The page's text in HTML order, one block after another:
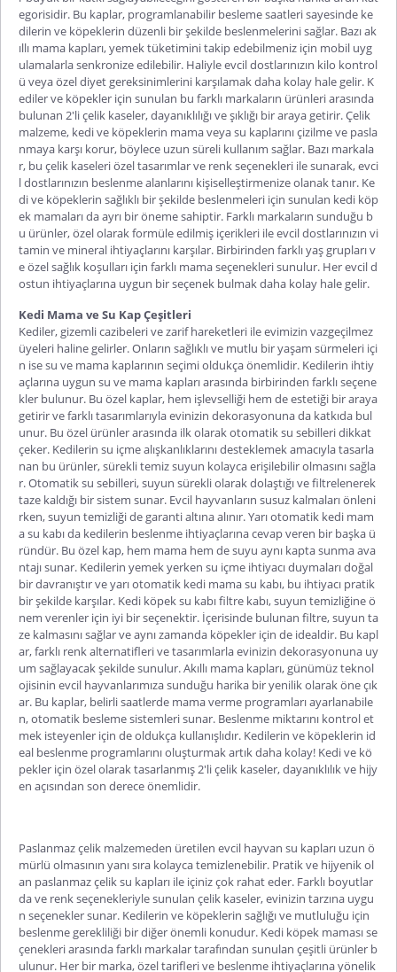
egorisidir. Bu kaplar, programlanabilir besleme saatleri sayesinde ke
dilerin ve köpeklerin düzenli bir şekilde beslenmelerini sağlar. Bazı ak
ıllı mama kapları, yemek tüketimini takip edebilmeniz için mobil uyg
ulamalarla senkronize edilebilir. Haliyle evcil dostlarınızın kilo kontrol
ü veya özel diyet gereksinimlerini karşılamak daha kolay hale gelir. K
ediler ve köpekler için sunulan bu farklı markaların ürünleri arasında
bulunan 2'li çelik kaseler, dayanıklılığı ve şıklığı bir araya getirir. Çelik
malzeme, kedi ve köpeklerin mama veya su kaplarını çizilme ve pasla
nmaya karşı korur, böylece uzun süreli kullanım sağlar. Bazı markala
r, bu çelik kaseleri özel tasarımlar ve renk seçenekleri ile sunarak, evci
l dostlarınızın beslenme alanlarını kişiselleştirmenize olanak tanır. Ke
di ve köpeklerin sağlıklı bir şekilde beslenmeleri için sunulan kedi köp
ek mamaları da ayrı bir öneme sahiptir. Farklı markaların sunduğu b
u ürünler, özel olarak formüle edilmiş içerikleri ile evcil dostlarınızın vi
tamin ve mineral ihtiyaçlarını karşılar. Birbirinden farklı yaş grupları v
e özel sağlık koşulları için farklı mama seçenekleri sunulur. Her evcil d
ostun ihtiyaçlarına uygun bir seçenek bulmak daha kolay hale gelir.
Kedi Mama ve Su Kap Çeşitleri
Kediler, gizemli cazibeleri ve zarif hareketleri ile evimizin vazgeçilmez
üyeleri haline gelirler. Onların sağlıklı ve mutlu bir yaşam sürmeleri içi
n ise su ve mama kaplarının seçimi oldukça önemlidir. Kedilerin ihtiy
açlarına uygun su ve mama kapları arasında birbirinden farklı seçene
kler bulunur. Bu özel kaplar, hem işlevselliği hem de estetiği bir araya
getirir ve farklı tasarımlarıyla evinizin dekorasyonuna da katkıda bul
unur. Bu özel ürünler arasında ilk olarak otomatik su sebilleri dikkat
çeker. Kedilerin su içme alışkanlıklarını desteklemek amacıyla tasarla
nan bu ürünler, sürekli temiz suyun kolayca erişilebilir olmasını sağla
r. Otomatik su sebilleri, suyun sürekli olarak dolaştığı ve filtrelenerek
taze kaldığı bir sistem sunar. Evcil hayvanların susuz kalmaları önleni
rken, suyun temizliği de garanti altına alınır. Yarı otomatik kedi mam
a su kabı da kedilerin beslenme ihtiyaçlarına cevap veren bir başka ü
ründür. Bu özel kap, hem mama hem de suyu aynı kapta sunma ava
ntajı sunar. Kedilerin yemek yerken su içme ihtiyacı duymaları doğal
bir davranıştır ve yarı otomatik kedi mama su kabı, bu ihtiyacı pratik
bir şekilde karşılar. Kedi köpek su kabı filtre kabı, suyun temizliğine ö
nem verenler için iyi bir seçenektir. İçerisinde bulunan filtre, suyun ta
ze kalmasını sağlar ve aynı zamanda köpekler için de idealdir. Bu kapl
ar, farklı renk alternatifleri ve tasarımlarla evinizin dekorasyonuna uy
um sağlayacak şekilde sunulur. Akıllı mama kapları, günümüz teknol
ojisinin evcil hayvanlarımıza sunduğu harika bir yenilik olarak öne çık
ar. Bu kaplar, belirli saatlerde mama verme programları ayarlanabile
n, otomatik besleme sistemleri sunar. Beslenme miktarını kontrol et
mek isteyenler için de oldukça kullanışlıdır. Kedilerin ve köpeklerin id
eal beslenme programlarını oluşturmak artık daha kolay! Kedi ve kö
pekler için özel olarak tasarlanmış 2'li çelik kaseler, dayanıklılık ve hijy
en açısından son derece önemlidir.
Paslanmaz çelik malzemeden üretilen evcil hayvan su kapları uzun ö
mürlü olmasının yanı sıra kolayca temizlenebilir. Pratik ve hijyenik ol
an paslanmaz çelik su kapları ile içiniz çok rahat eder. Farklı boyutlar
da ve renk seçenekleriyle sunulan çelik kaseler, evinizin tarzına uygu
n seçenekler sunar. Kedilerin ve köpeklerin sağlığı ve mutluluğu için
beslenme gerekliliği bir diğer önemli konudur. Kedi köpek maması se
çenekleri arasında farklı markalar tarafından sunulan çeşitli ürünler b
ulunur. Her bir marka, özel tarifleri ve beslenme ihtiyaçlarına yönelik